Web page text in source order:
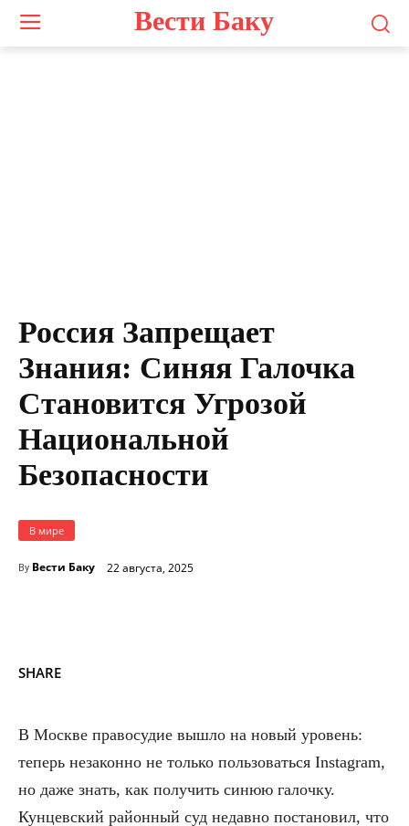
Вести Баку
Россия Запрещает
Знания: Синяя Галочка
Становится Угрозой
Национальной
Безопасности
В мире
By Вести Баку 22 августа, 2025
SHARE
В Москве правосудие вышло на новый уровень:
теперь незаконно не только пользоваться Instagram,
но даже знать, как получить синюю галочку.
Кунцевский районный суд недавно постановил, что